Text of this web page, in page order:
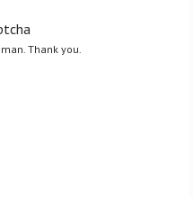
Thank you.